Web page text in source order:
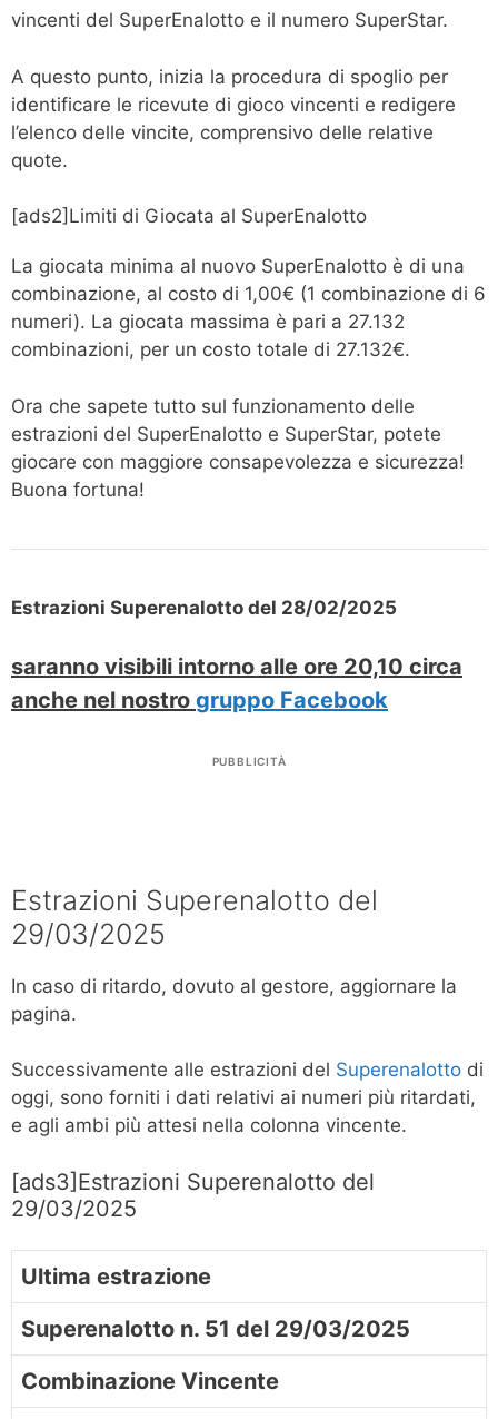
vincenti del SuperEnalotto e il numero SuperStar.
A questo punto, inizia la procedura di spoglio per
identificare le ricevute di gioco vincenti e redigere
l’elenco delle vincite, comprensivo delle relative
quote.
[ads2]Limiti di Giocata al SuperEnalotto
La giocata minima al nuovo SuperEnalotto è di una
combinazione, al costo di 1,00€ (1 combinazione di 6
numeri). La giocata massima è pari a 27.132
combinazioni, per un costo totale di 27.132€.
Ora che sapete tutto sul funzionamento delle
estrazioni del SuperEnalotto e SuperStar, potete
giocare con maggiore consapevolezza e sicurezza!
Buona fortuna!
Estrazioni Superenalotto del 28/02/2025
saranno visibili intorno alle ore 20,10 circa
anche nel nostro gruppo Facebook
PUBBLICITÀ
Estrazioni Superenalotto del
29/03/2025
In caso di ritardo, dovuto al gestore, aggiornare la
pagina.
Successivamente alle estrazioni del Superenalotto di
oggi, sono forniti i dati relativi ai numeri più ritardati,
e agli ambi più attesi nella colonna vincente.
[ads3]Estrazioni Superenalotto del
29/03/2025
Ultima estrazione
Superenalotto n. 51 del 29/03/2025
Combinazione Vincente